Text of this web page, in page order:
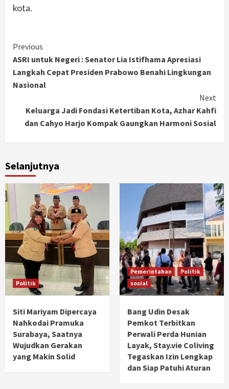
kota.
Continue
Reading
Previous
ASRI untuk Negeri : Senator Lia Istifhama Apresiasi
Langkah Cepat Presiden Prabowo Benahi Lingkungan
Nasional
Next
Keluarga Jadi Fondasi Ketertiban Kota, Azhar Kahfi
dan Cahyo Harjo Kompak Gaungkan Harmoni Sosial
Selanjutnya
Politik
Siti Mariyam Dipercaya
Nahkodai Pramuka
Surabaya, Saatnya
Wujudkan Gerakan
yang Makin Solid
Pemerintahan
Politik
sosial
Bang Udin Desak
Pemkot Terbitkan
Perwali Perda Hunian
Layak, Stay.vie Coliving
Tegaskan Izin Lengkap
dan Siap Patuhi Aturan